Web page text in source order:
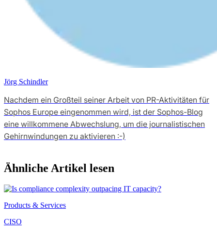
Jörg Schindler
Nachdem ein Großteil seiner Arbeit von PR-Aktivitäten für
Sophos Europe eingenommen wird, ist der Sophos-Blog
eine willkommene Abwechslung, um die journalistischen
Gehirnwindungen zu aktivieren :-)
Ähnliche Artikel lesen
Products & Services
CISO